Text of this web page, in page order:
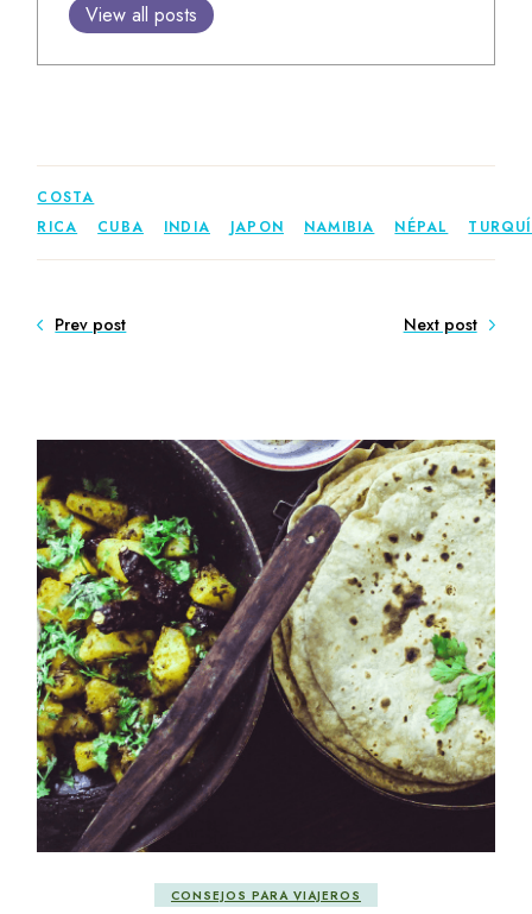
View all posts
COSTA
RICA
CUBA INDIA JAPON NAMIBIA NÉPAL
Prev post Next post
CONSEJOS PARA VIAJEROS